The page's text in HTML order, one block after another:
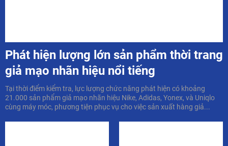
Phát hiện lượng lớn sản phẩm thời trang
giả mạo nhãn hiệu nổi tiếng
Tại thời điểm kiểm tra, lực lượng chức năng phát hiện có khoảng
21.000 sản phẩm giả mạo nhãn hiệu Nike, Adidas, Yonex, và Uniqlo
cùng máy móc, phương tiện phục vụ cho việc sản xuất hàng giả...